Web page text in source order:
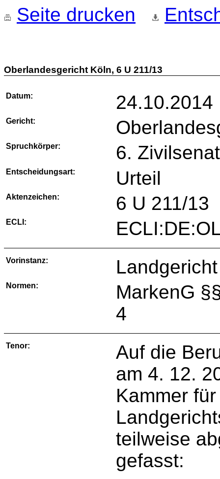
Seite drucken
Oberlandesgericht Köln, 6 U 211/13
Datum: 24.10.2014
Gericht:
Spruchkörper: 6. Zivilsenat
Entscheidungsart: Urteil
Aktenzeichen: 6 U 211/13
ECLI:
Vorinstanz:
Normen:
MarkenG
4
Tenor:
Auf die
am 4. 12.
Kammer
teilweise
gefasst: